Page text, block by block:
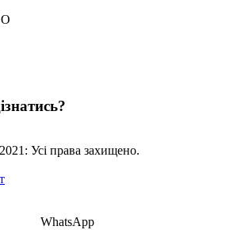
Усі права захищено.
WhatsApp